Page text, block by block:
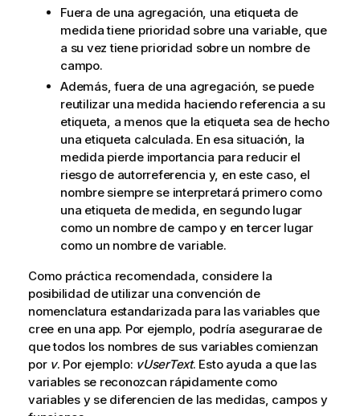
Fuera de una agregación, una etiqueta de
medida tiene prioridad sobre una variable, que
a su vez tiene prioridad sobre un nombre de
campo.
Además, fuera de una agregación, se puede
reutilizar una medida haciendo referencia a su
etiqueta, a menos que la etiqueta sea de hecho
una etiqueta calculada. En esa situación, la
medida pierde importancia para reducir el
riesgo de autorreferencia y, en este caso, el
nombre siempre se interpretará primero como
una etiqueta de medida, en segundo lugar
como un nombre de campo y en tercer lugar
como un nombre de variable.
Como práctica recomendada, considere la
posibilidad de utilizar una convención de
nomenclatura estandarizada para las variables que
cree en una app. Por ejemplo, podría asegurarae de
que todos los nombres de sus variables comienzan
por v. Por ejemplo: vUserText. Esto ayuda a que las
variables se reconozcan rápidamente como
variables y se diferencien de las medidas, campos y